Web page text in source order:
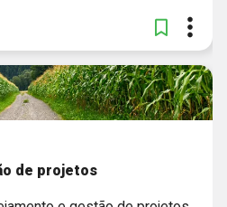
de projetos